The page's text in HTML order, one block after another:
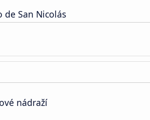
de San Nicolás
nádraží